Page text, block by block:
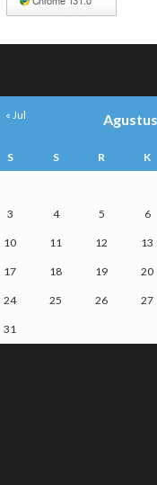
S S R K
3 4 5 6
10 11 12 13
17 18 19 20
24 25 26 27
31
« Jul